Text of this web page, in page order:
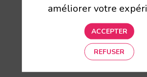
améliorer votre
ACCEPTER
REFUSER